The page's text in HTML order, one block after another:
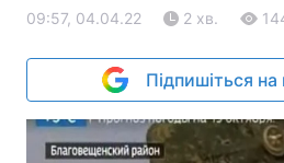
09:57, 04.04.22 2 хв.
Підпишіться